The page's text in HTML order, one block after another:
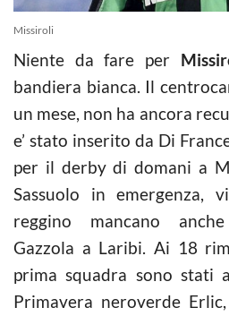
Missiroli
Niente da fare per
bandiera bianca. Il
un mese, non ha ancora
e’ stato inserito da Di
per il derby di domani a
Sassuolo in emergenza,
reggino mancano
Gazzola a Laribi. Ai 18
prima squadra sono stati
Primavera neroverde